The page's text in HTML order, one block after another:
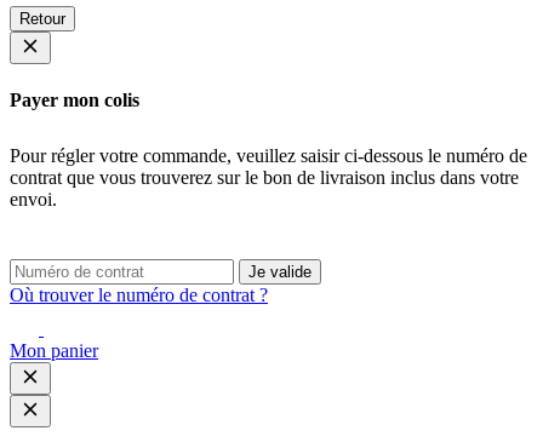
Retour
Payer mon colis
Pour régler votre commande, veuillez saisir ci-dessous le numéro de
contrat que vous trouverez sur le bon de livraison inclus dans votre
envoi.
Je valide
Où trouver le numéro de contrat ?
Mon panier